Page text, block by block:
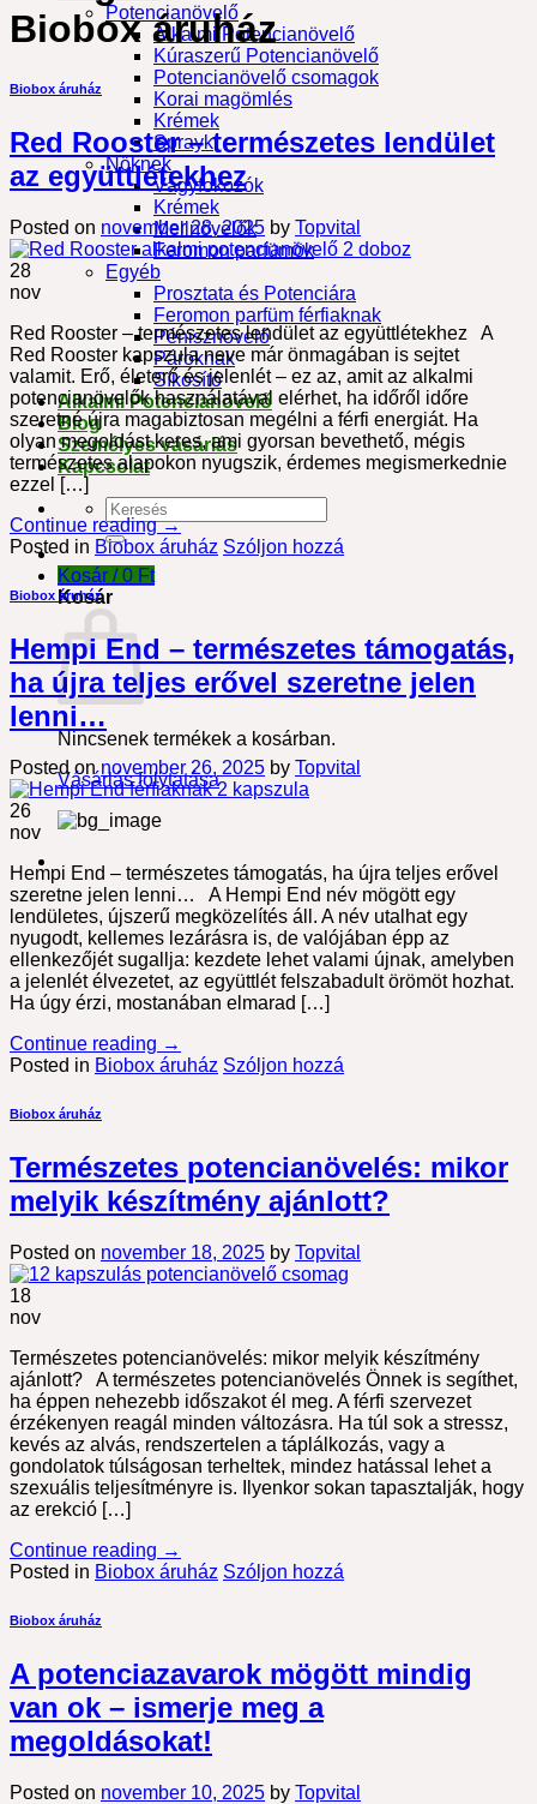
Potencianövelő
Alkalmi Potencianövelő
Kúraszerű Potencianövelő
Potencianövelő csomagok
Korai magömlés
Krémek
Sprayk
Nőknek
Vágyfokozók
Krémek
Mellnövelők
Feromon parfümök
Egyéb
Prosztata és Potenciára
Feromon parfüm férfiaknak
Pénisznövelő
Pároknak
Síkosító
Alkalmi Potencianövelő
Blog
Személyes vásárlás
Kapcsolat
Keresés
a
következőre:
Kosár /0 Ft
Kosár
Nincsenek termékek a kosárban.
Vásárlás folytatása
Biobox áruház
Biobox áruház
Red Rooster – természetes lendület
az együttlétekhez
Posted on november 28, 2025 by Topvital
28
nov
Red Rooster – természetes lendület az együttlétekhez A
Red Rooster kapszula neve már önmagában is sejtet
valamit. Erő, életerő és jelenlét – ez az, amit az alkalmi
potencianövelők használatával elérhet, ha időről időre
szeretné újra magabiztosan megélni a férfi energiát. Ha
olyan megoldást keres, ami gyorsan bevethető, mégis
természetes alapokon nyugszik, érdemes megismerkednie
ezzel […]
Continue reading→
Posted in Biobox áruház Szóljon hozzá
Biobox áruház
Hempi End – természetes támogatás,
ha újra teljes erővel szeretne jelen
lenni…
Posted onnovember 26, 2025 by Topvital
26
nov
Hempi End – természetes támogatás, ha újra teljes erővel
szeretne jelen lenni… A Hempi End név mögött egy
lendületes, újszerű megközelítés áll. A név utalhat egy
nyugodt, kellemes lezárásra is, de valójában épp az
ellenkezőjét sugallja: kezdete lehet valami újnak, amelyben
a jelenlét élvezetet, az együttlét felszabadult örömöt hozhat.
Ha úgy érzi, mostanában elmarad […]
Continue reading →
Posted in Biobox áruház Szóljon hozzá
Biobox áruház
Természetes potencianövelés: mikor
melyik készítmény ajánlott?
Posted on november 18, 2025 by Topvital
18
nov
Természetes potencianövelés: mikor melyik készítmény
ajánlott? A természetes potencianövelés Önnek is segíthet,
ha éppen nehezebb időszakot él meg. A férfi szervezet
érzékenyen reagál minden változásra. Ha túl sok a stressz,
kevés az alvás, rendszertelen a táplálkozás, vagy a
gondolatok túlságosan terheltek, mindez hatással lehet a
szexuális teljesítményre is. Ilyenkor sokan tapasztalják, hogy
az erekció […]
Continue reading →
Posted in Biobox áruház Szóljon hozzá
Biobox áruház
A potenciazavarok mögött mindig
van ok – ismerje meg a
megoldásokat!
Posted on november 10, 2025 by Topvital